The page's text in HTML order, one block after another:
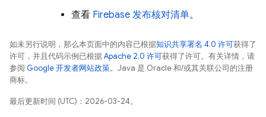
查看 Firebase 发布核对清单。
如未另行说明，那么本页面中的内容已根据知识共享署名 4.0 许可获得了
许可，并且代码示例已根据Apache 2.0 许可获得了许可。有关详情，请
参阅 Google 开发者网站政策。Java 是 Oracle 和/或其关联公司的注册
商标。
最后更新时间 (UTC)：2026-03-24。